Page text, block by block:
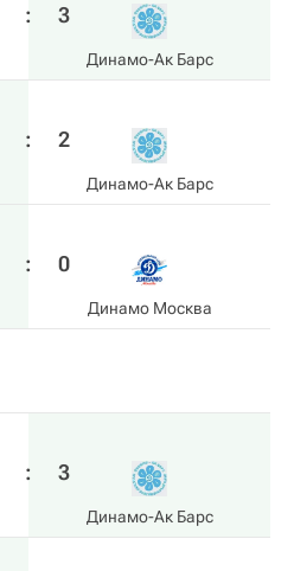
: 3
Динамо-Ак Барс
: 2
Динамо-Ак Барс
: 0
Динамо Москва
: 3
Динамо-Ак Барс